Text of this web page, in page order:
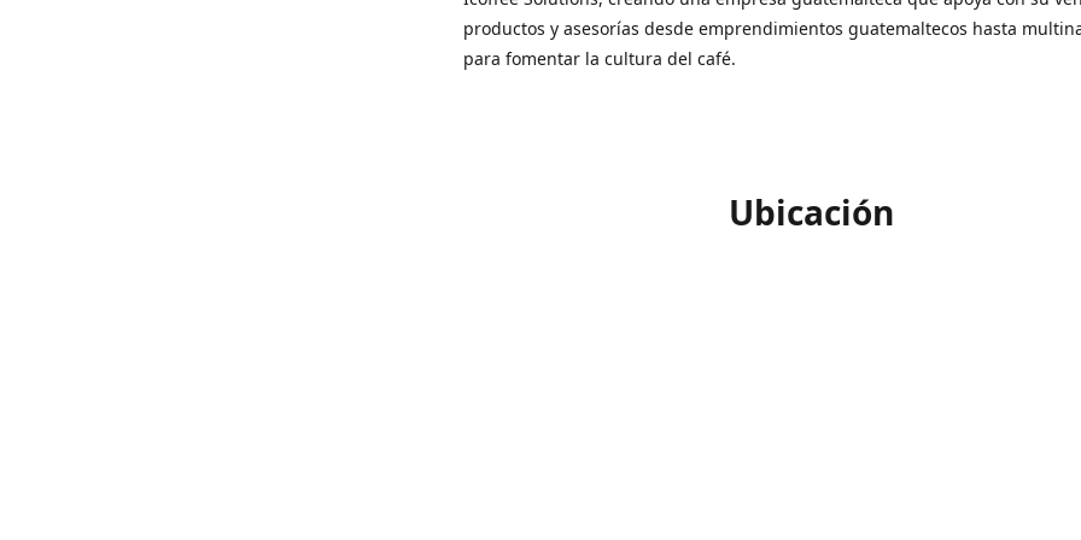
productos y asesorías desde emprendimientos guatemaltecos hasta
para fomentar la cultura del café.
Ubicación